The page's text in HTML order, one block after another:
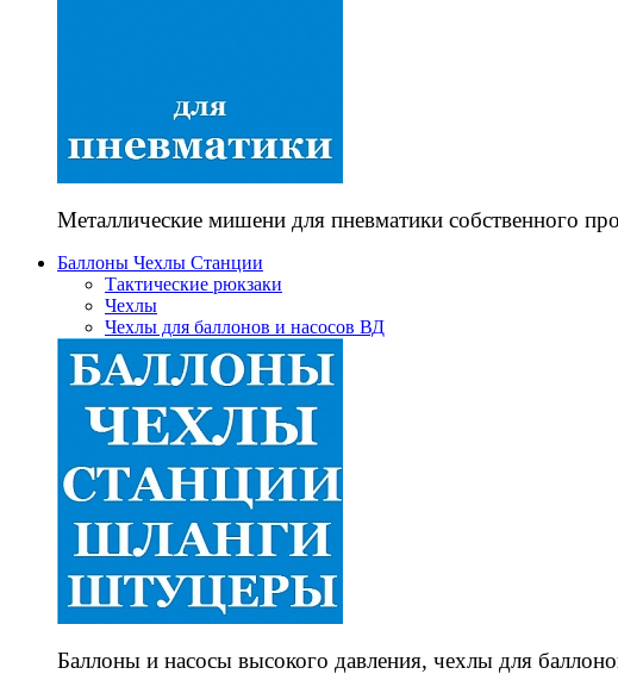
Металлические мишени для пневматики собственного
Баллоны Чехлы Станции
Тактические рюкзаки
Чехлы
Чехлы для баллонов и насосов ВД
Баллоны и насосы высокого давления, чехлы для